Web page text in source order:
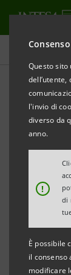
Questo sito
l'invio di
diverso da
anno.
!
di
È possibile
il consenso
modificare
Comunicati
STAMPA
DI
Milano -
consecutivo